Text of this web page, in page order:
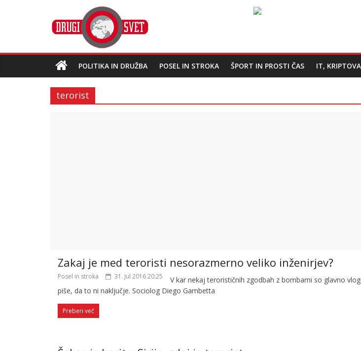
POLITIKA IN DRUŽBA POSEL IN STROKA ŠPORT IN PROSTI ČAS IT,
terorist
Zakaj je med teroristi nesorazmerno veliko inženirjev?
Posel in stroka 31. Jul 2016 20:25
V kar nekaj terorističnih zgodbah z bombami so glavno
piše, da to ni naključje. Sociolog Diego Gambetta
Preberi več